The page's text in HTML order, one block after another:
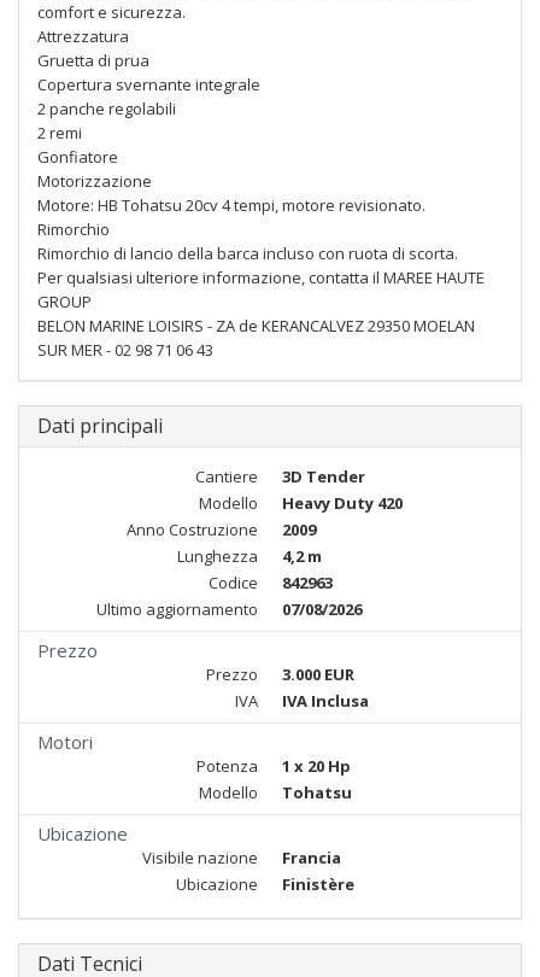
comfort e sicurezza.
Attrezzatura
Gruetta di prua
Copertura svernante integrale
2 panche regolabili
2 remi
Gonfiatore
Motorizzazione
Motore: HB Tohatsu 20cv 4 tempi, motore revisionato.
Rimorchio
Rimorchio di lancio della barca incluso con ruota di scorta.
Per qualsiasi ulteriore informazione, contatta il MAREE HAUTE
GROUP
BELON MARINE LOISIRS - ZA de KERANCALVEZ 29350 MOELAN
SUR MER - 02 98 71 06 43
Dati principali
Cantiere
3D Tender
Modello
Heavy Duty 420
Anno Costruzione
2009
Lunghezza
4,2 m
Codice
842963
Ultimo aggiornamento
07/08/2026
Prezzo
Prezzo
3.000 EUR
IVA
IVA Inclusa
Motori
Potenza
1 x 20 Hp
Modello
Tohatsu
Ubicazione
Visibile nazione
Francia
Ubicazione
Finistère
Dati Tecnici